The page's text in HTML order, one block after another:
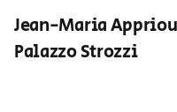
Jean-Maria
Palazzo Strozzi